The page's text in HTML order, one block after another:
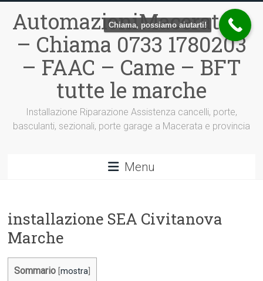
contenuto
AutomazioniMacerata.it
– Chiama 0733 1780203
– FAAC – Came – BFT
tutte le marche
Installazione Riparazione Assistenza cancelli, porte,
basculanti, sezionali, porte garage a Macerata e provincia
Menu
installazione SEA Civitanova
Marche
Sommario [mostra
Chiama, possiamo aiutarti!